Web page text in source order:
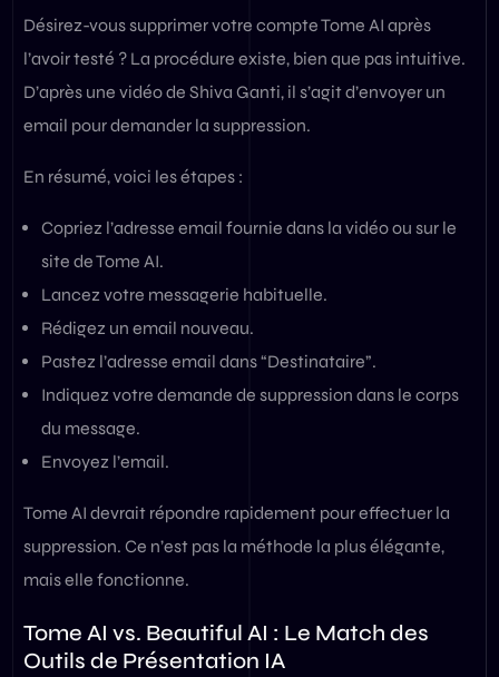
Désirez-vous supprimer votre compte Tome AI après
l’avoir testé ? La procédure existe, bien que pas intuitive.
D’après une vidéo de Shiva Ganti, il s’agit d’envoyer un
email pour demander la suppression.
En résumé, voici les étapes :
Copriez l’adresse email fournie dans la vidéo ou sur le
site de Tome AI.
Lancez votre messagerie habituelle.
Rédigez un email nouveau.
Pastez l’adresse email dans “Destinataire”.
Indiquez votre demande de suppression dans le corps
du message.
Envoyez l’email.
Tome AI devrait répondre rapidement pour effectuer la
suppression. Ce n’est pas la méthode la plus élégante,
mais elle fonctionne.
Tome AI vs. Beautiful AI : Le Match des
Outils de Présentation IA